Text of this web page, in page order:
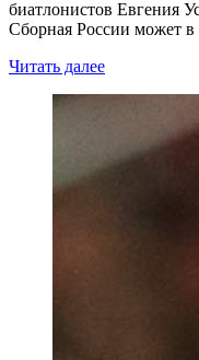
биатлонистов Евгения
Сборная России может в
Читать далее